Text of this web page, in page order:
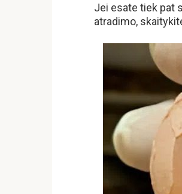
Jei esate tiek pat
atradimo,